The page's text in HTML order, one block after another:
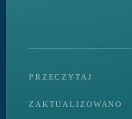
PRZECZYTAJ
ZAKTUALIZOWANO